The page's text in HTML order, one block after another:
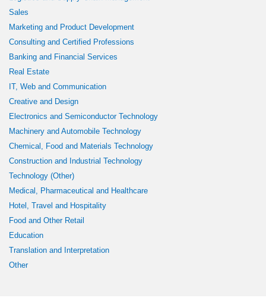
Sales
Marketing and Product Development
Consulting and Certified Professions
Banking and Financial Services
Real Estate
IT, Web and Communication
Creative and Design
Electronics and Semiconductor Technology
Machinery and Automobile Technology
Chemical, Food and Materials Technology
Construction and Industrial Technology
Technology (Other)
Medical, Pharmaceutical and Healthcare
Hotel, Travel and Hospitality
Food and Other Retail
Education
Translation and Interpretation
Other